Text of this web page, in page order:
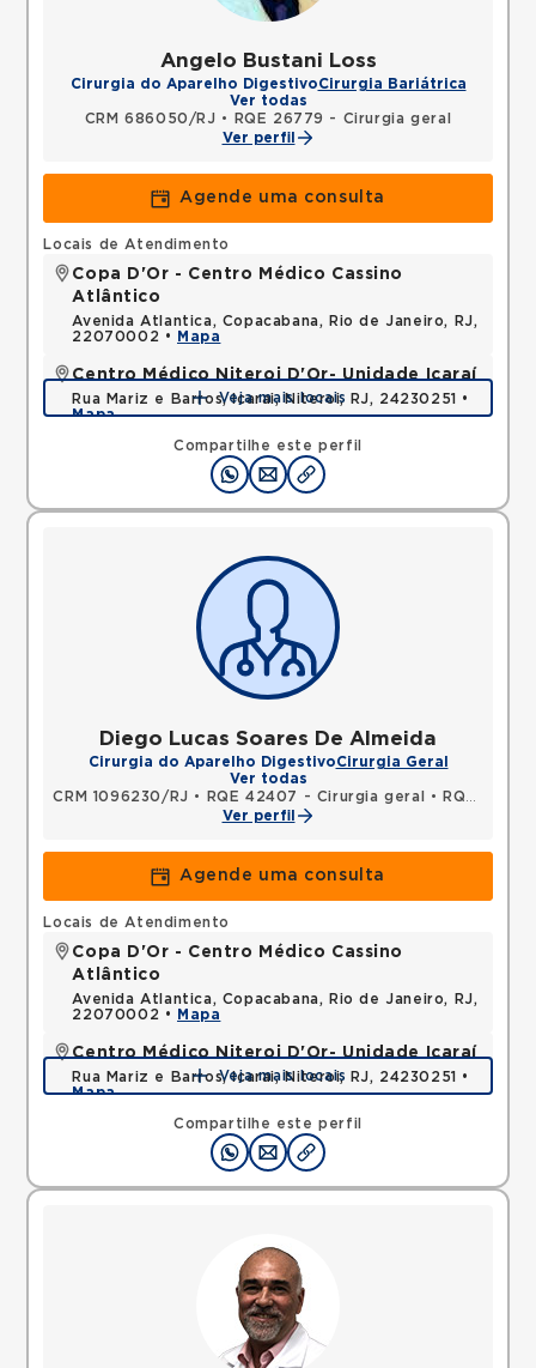
Angelo Bustani Loss
Cirurgia do Aparelho DigestivoCirurgia Bariátrica
Ver todas
CRM 686050/RJ •
RQE 26779 - Cirurgia geral
Ver perfil
Agende uma consulta
Compartilhe este perfil
Locais de Atendimento
Copa D'Or - Centro Médico Cassino
Atlântico
Avenida Atlantica, Copacabana, Rio de Janeiro, RJ,
22070002 •
Mapa
Centro Médico Niteroi D'Or- Unidade Icaraí
Rua Mariz e Barros, Icarai, Niteroi, RJ, 24230251 •
Mapa
Veja mais locais
Diego Lucas Soares De Almeida
Cirurgia do Aparelho DigestivoCirurgia Geral
Ver todas
CRM 1096230/RJ • RQE 42407 - Cirurgia geral •
RQE 42408 - Medicina intensiva
Ver perfil
Agende uma consulta
Compartilhe este perfil
Locais de Atendimento
Copa D'Or - Centro Médico Cassino
Atlântico
Avenida Atlantica, Copacabana, Rio de Janeiro, RJ,
22070002 •
Mapa
Centro Médico Niteroi D'Or- Unidade Icaraí
Rua Mariz e Barros, Icarai, Niteroi, RJ, 24230251 •
Mapa
Veja mais locais